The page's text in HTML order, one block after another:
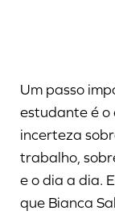
Um passo
estudante é o
incerteza
trabalho,
e o dia a dia.
que Bianca